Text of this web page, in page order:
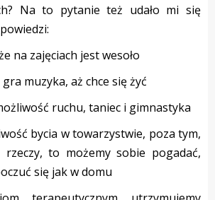
Na to pytanie też udało mi się
na zajęciach jest wesoło
muzyka, aż chce się żyć
ruchu, taniec i gimnastyka
bycia w towarzystwie, poza tym,
to możemy sobie pogadać,
się jak w domu